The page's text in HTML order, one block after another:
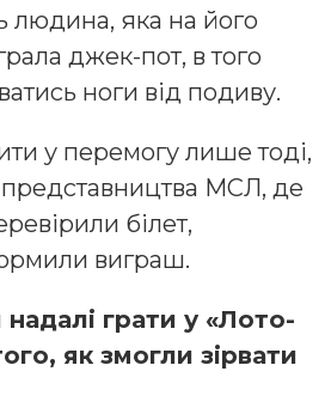
людина, яка на його
джек-пот, в того
ноги від подиву.
у перемогу лише тоді,
представництва МСЛ, де
білет,
виграш.
грати у «Лото-
як змогли зірвати